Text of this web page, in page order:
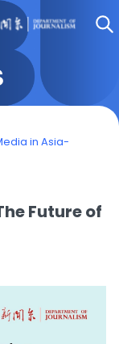
in Asia-
Future of